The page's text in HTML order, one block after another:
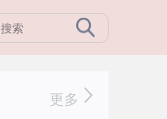
更多